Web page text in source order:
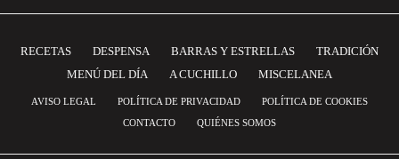
RECETAS DESPENSA BARRAS Y ESTRELLAS
TRADICIÓN
MENÚ DEL DÍA
A CUCHILLO MISCELANEA
AVISO LEGAL POLÍTICA DE PRIVACIDAD
POLÍTICA DE COOKIES
CONTACTO
QUIÉNES SOMOS